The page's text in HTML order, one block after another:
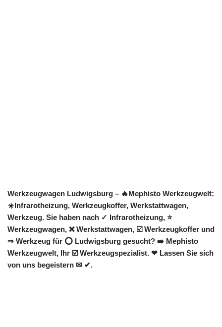
Werkzeugwagen Ludwigsburg – 🔥Mephisto Werkzeugwelt:
☀️Infrarotheizung, Werkzeugkoffer, Werkstattwagen,
Werkzeug. Sie haben nach ✓ Infrarotheizung, ⭐
Werkzeugwagen, ❌ Werkstattwagen, ☑️ Werkzeugkoffer und
⇒ Werkzeug für ⭕ Ludwigsburg gesucht? ➡️ Mephisto
Werkzeugwelt, Ihr ☑️ Werkzeugspezialist. ❤ Lassen Sie sich
von uns begeistern ✉ ✔.